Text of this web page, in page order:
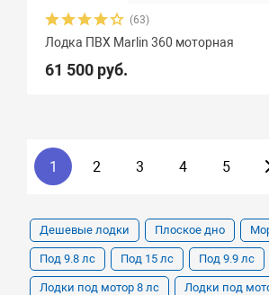
(63)
Лодка ПВХ Marlin 360 моторная
61 500 руб.
1 2 3 4 5
Дешевые лодки Плоское дно
Под 9.8 лс Под 15 лс Под 9.9 лс
Лодки под мотор 8 лс Лодки под